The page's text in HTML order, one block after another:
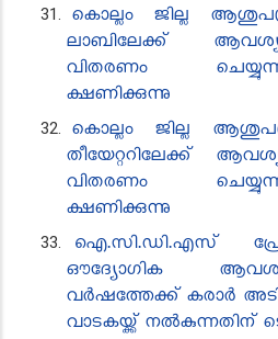
കൊല്ലം ജില്ല
ലാബിലേക്ക്
വിതരണം
ക്ഷണിക്കുന്നു
കൊല്ലം ജില്ല
തീയേറ്ററിലേക്ക്
വിതരണം
ക്ഷണിക്കുന്നു
ഐ.സി.ഡി.എസ്
ഔദ്യോഗിക
വർഷത്തേക്ക് കരാർ
വാടകയ്ക്ക് നൽകുന്നതിന്